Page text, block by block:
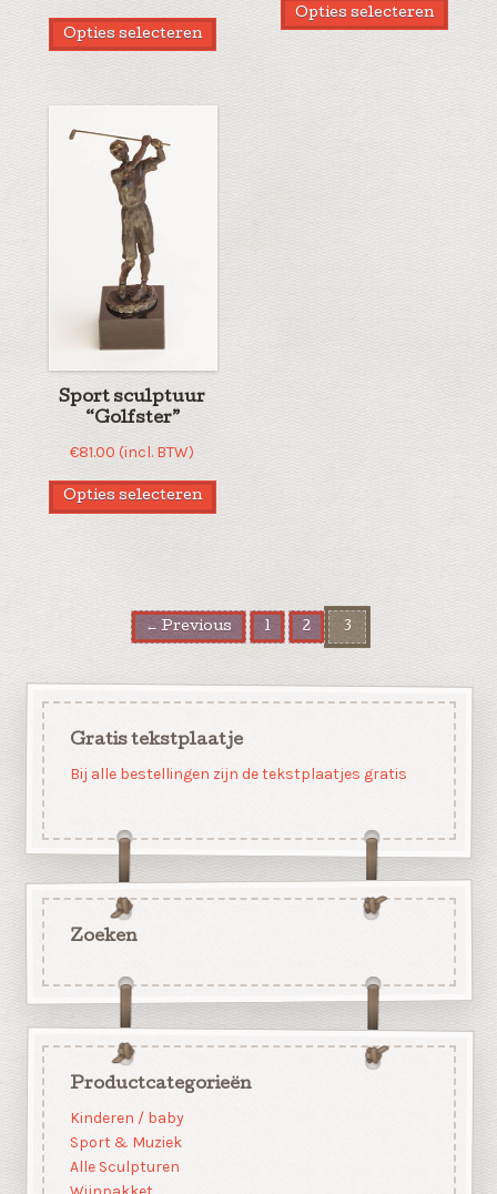
Opties selecteren
Opties selecteren
Sport sculptuur
“Golfster”
€81.00 (incl. BTW)
Opties selecteren
← Previous 1 2 3
Gratis tekstplaatje
Bij alle bestellingen zijn de tekstplaatjes gratis
Zoeken
Productcategorieën
Kinderen / baby
Sport & Muziek
Alle Sculpturen